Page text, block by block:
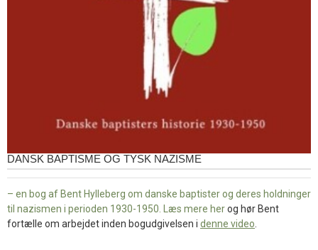
DANSK BAPTISME OG TYSK NAZISME
– en bog af Bent Hylleberg om danske baptister og deres holdninger
til nazismen i perioden 1930-1950. Læs mere herog hør Bent
fortælle om arbejdet inden bogudgivelsen i denne video